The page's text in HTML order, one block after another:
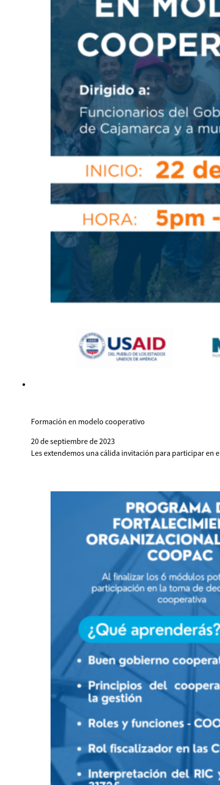
Formación en modelo cooperativo
20 de septiembre de 2023
Les extendemos una cálida invitación para participar en